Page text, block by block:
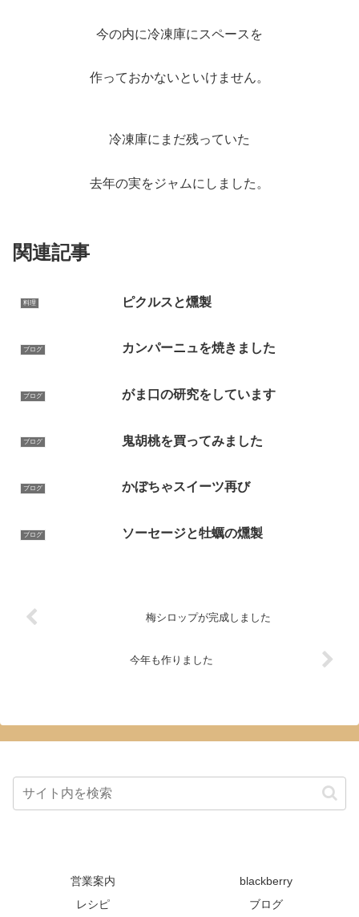
今の内に冷凍庫にスペースを
作っておかないといけません。
冷凍庫にまだ残っていた
去年の実をジャムにしました。
関連記事
料理 ピクルスと燻製
ブログ カンパーニュを焼きました
ブログ がま口の研究をしています
ブログ 鬼胡桃を買ってみました
ブログ かぼちゃスイーツ再び
ブログ ソーセージと牡蠣の燻製
梅シロップが完成しました
今年も作りました
営業案内
blackberry
レシピ
ブログ